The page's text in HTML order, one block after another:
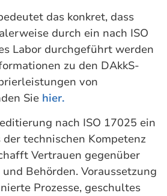
das konkret, dass
durch ein nach ISO
Labor durchgeführt werden
zu den DAkkS-
von
Sie hier.
nach ISO 17025 ein
technischen Kompetenz
Vertrauen gegenüber
Behörden. Voraussetzung
Prozesse, geschultes